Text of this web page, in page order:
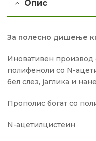
Опис
За полесно дишење
Иновативен производ
полифеноли со N-
бел слез, јаглика и
Прополис богат со
N-ацетилцистеин